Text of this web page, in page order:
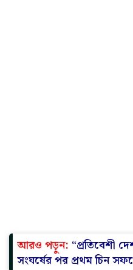
আরও পড়ুন: “প্রতিবেশী
সংঘর্ষের পর প্রথম চিন